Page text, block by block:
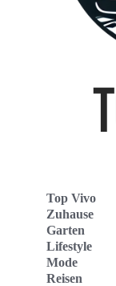
Top Vivo
Zuhause
Garten
Lifestyle
Mode
Reisen